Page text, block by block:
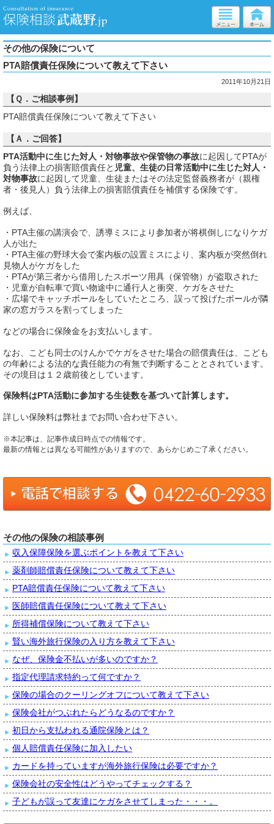
その他の保険について
PTA賠償責任保険について教えて下さい
2011年10月21日
【Ｑ．ご相談事例】
PTA賠償責任保険について教えて下さい
【Ａ．ご回答】
PTA活動中に生じた対人・対物事故や保管物の事故に起因してPTAが
負う法律上の損害賠償責任と 児童、生徒の日常活動中に生じた対人・
対物事故に起因して児童、生徒またはその法定監督義務者が（親権
者・後見人）負う法律上の損害賠償責任を補償する保険です。
例えば、
・PTA主催の講演会で、誘導ミスにより参加者が将棋倒しになりケガ
人が出た
・PTA主催の野球大会で案内板の設置ミスにより、案内板が突然倒れ
見物人がケガをした
・PTAが第三者から借用したスポーツ用具（保管物）が盗取された
・児童が自転車で買い物途中に通行人と衝突、ケガをさせた
・広場でキャッチボールをしていたところ、誤って投げたボールが隣
家の窓ガラスを割ってしまった
などの場合に保険金をお支払いします。
なお、こども同士のけんかでケガをさせた場合の賠償責任は、こども
の年齢による法的な責任能力の有無で判断することとされています。
その境目は１２歳前後としています。
保険料はPTA活動に参加する生徒数を基づいて計算します。
詳しい保険料は弊社までお問い合わせ下さい。
※本記事は、記事作成日時点での情報です。
最新の情報とは異なる可能性がありますので、あらかじめご了承ください。
その他の保険の相談事例
収入保障保険を選ぶポイントを教えて下さい
薬剤師賠償責任保険について教えて下さい
PTA賠償責任保険について教えて下さい
医師賠償責任保険について教えて下さい
所得補償保険について教えて下さい
賢い海外旅行保険の入り方を教えて下さい
なぜ、保険金不払いが多いのですか？
指定代理請求特約って何ですか？
保険の場合のクーリングオフについて教えて下さい
保険会社がつぶれたらどうなるのですか？
初日から支払われる通院保険とは？
個人賠償責任保険に加入したい
カードを持っていますが海外旅行保険は必要ですか？
保険会社の安全性はどうやってチェックする？
子どもが誤って友達にケガをさせてしまった・・・。